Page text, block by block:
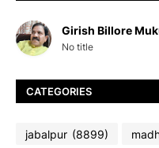
Girish Billore
No title
CATEGORIES
jabalpur (8899)